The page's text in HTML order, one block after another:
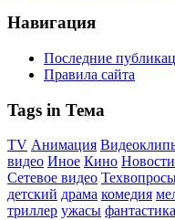
Навигация
Последние
Правила сайта
Tags in Тема
TV Анимация
видео Иное Кино Новости
Сетевое видео
детский драма комедия
триллер ужасы фантастика